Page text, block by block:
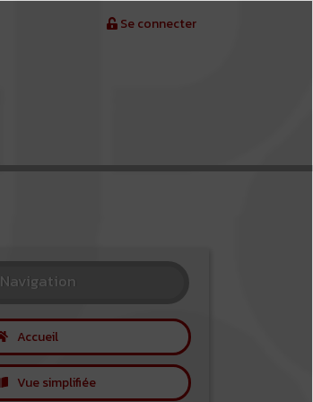
Se connecter
Navigation
Accueil
Vue simplifiée